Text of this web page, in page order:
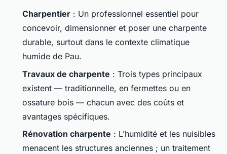
Charpentier : Un professionnel essentiel pour
concevoir, dimensionner et poser une charpente
durable, surtout dans le contexte climatique
humide de Pau.
Travaux de charpente : Trois types principaux
existent — traditionnelle, en fermettes ou en
ossature bois — chacun avec des coûts et
avantages spécifiques.
Rénovation charpente : L’humidité et les nuisibles
menacent les structures anciennes ; un traitement